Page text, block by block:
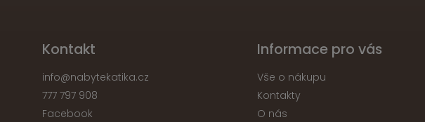
Kontakt
info@nabytekatika.cz
777 797 908
Facebook
Informace pro vás
Vše o nákupu
Kontakty
O nás